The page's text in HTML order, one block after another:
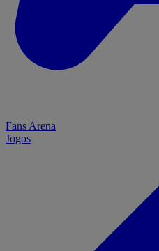
Fans Arena
Jogos